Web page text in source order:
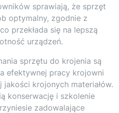
sprawiają, że sprzęt
optymalny, zgodnie z
przekłada się na lepszą
urządzeń.
sprzętu do krojenia są
efektywnej pracy krojowni
krojonych materiałów.
konserwację i szkolenie
zadowalające